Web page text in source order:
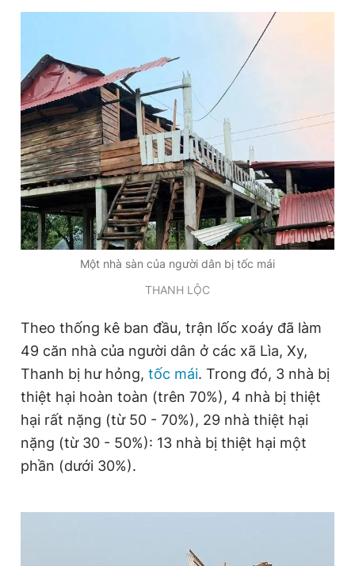
Đọc Thanh Niên trên điện thoại
Theo dõi báo trên
Hotline
0906 645 777
Liên hệ quảng cáo
0908 780 404
RSS Tòa soạn
Phó tổng biên tập thường trực: Hải Thành
Phó tổng biên tập: Lâm Hiếu Dũng
Phó tổng biên tập: Trần Việt Hưng
Tổng thư ký tòa soạn: Đức Trung
Giấy phép xuất bản số 110/GP - BTTTT cấp ngày 24.3.2020
© 2003-2026 Bản quyền thuộc về Báo Thanh Niên. Cấm sao
chép dưới mọi hình thức nếu không có sự chấp thuận bằng văn
bản. Phát triển bởi ePi Technologies, JSC.
Một nhà sàn của người dân bị tốc mái
THANH LỘC
Theo thống kê ban đầu, trận lốc xoáy đã làm
49 căn nhà của người dân ở các xã Lìa, Xy,
Thanh bị hư hỏng, tốc mái. Trong đó, 3 nhà bị
thiệt hại hoàn toàn (trên 70%), 4 nhà bị thiệt
hại rất nặng (từ 50 - 70%), 29 nhà thiệt hại
nặng (từ 30 - 50%): 13 nhà bị thiệt hại một
phần (dưới 30%).